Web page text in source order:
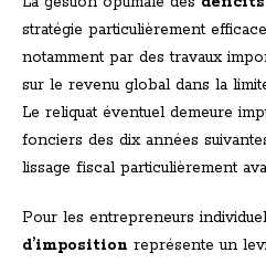
stratégie particulièrement
notamment par des travaux
sur le revenu global dans la
Le reliquat éventuel demeure
fonciers des dix années
lissage fiscal particulièrement
Pour les entrepreneurs
d’imposition représente un